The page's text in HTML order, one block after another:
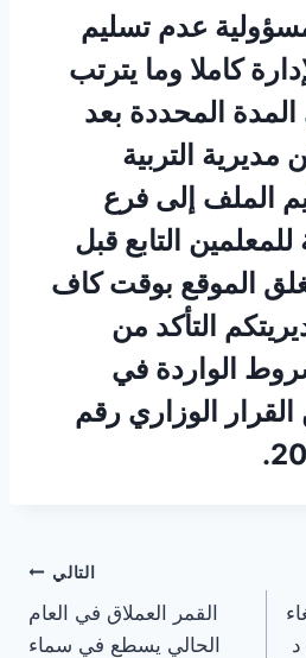
عدم تسليم
كاملا وما يترتب
المدة المحددة بعد
مديرية التربية
الملف إلى فرع
للمعلمين التابع قبل
الموقع بوقت كاف
التأكد من
الواردة في
القرار الوزاري رقم
التالي
القمر العملاق في العام
الحالي يسطع في سماء